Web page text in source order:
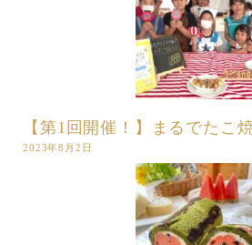
【第1回開催！】まるでたこ
2023年8月2日